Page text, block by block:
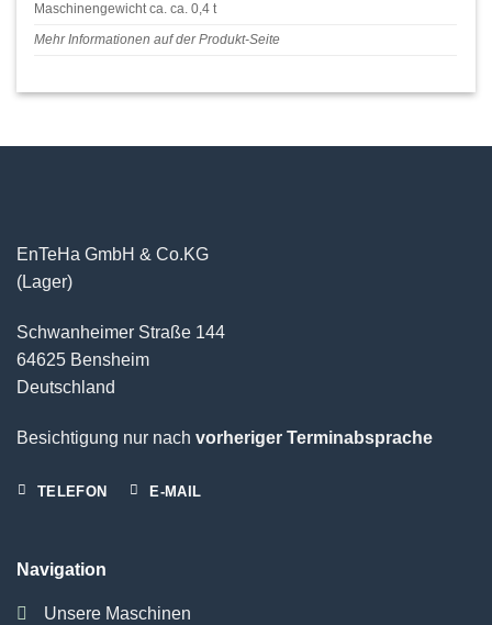
Maschinengewicht ca. ca. 0,4 t
Mehr Informationen auf der Produkt-Seite
EnTeHa GmbH & Co.KG
(Lager)
Schwanheimer Straße 144
64625 Bensheim
Deutschland
Besichtigung nur nach vorheriger Terminabsprache
TELEFON E-MAIL
Navigation
Unsere Maschinen